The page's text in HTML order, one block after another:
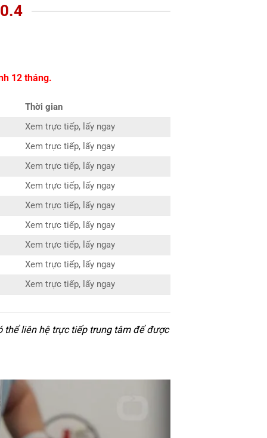
12 tháng.
Thời gian
Xem trực tiếp, lấy ngay
Xem trực tiếp, lấy ngay
Xem trực tiếp, lấy ngay
Xem trực tiếp, lấy ngay
Xem trực tiếp, lấy ngay
Xem trực tiếp, lấy ngay
Xem trực tiếp, lấy ngay
Xem trực tiếp, lấy ngay
Xem trực tiếp, lấy ngay
thể liên hệ trực tiếp trung tâm để được